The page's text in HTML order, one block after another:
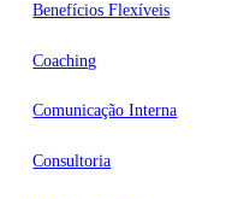
Benefícios Flexíveis
Coaching
Comunicação Interna
Consultoria